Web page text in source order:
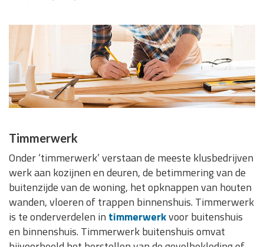
Timmerwerk
Onder ‘timmerwerk’ verstaan de meeste klusbedrijven
werk aan kozijnen en deuren, de betimmering van de
buitenzijde van de woning, het opknappen van houten
wanden, vloeren of trappen binnenshuis. Timmerwerk
is te onderverdelen in timmerwerkvoor buitenshuis
en binnenshuis. Timmerwerk buitenshuis omvat